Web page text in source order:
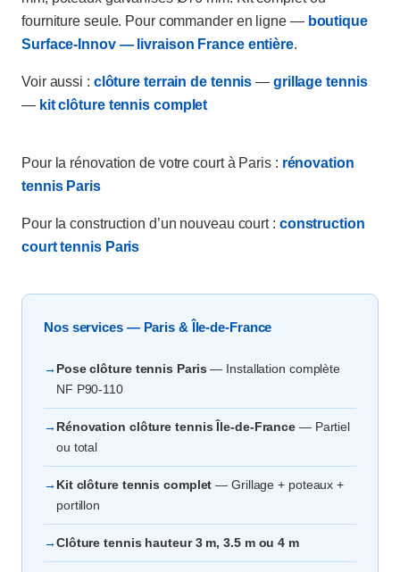
fourniture seule. Pour commander en ligne — boutique
Surface-Innov — livraison France entière.
Voir aussi : clôture terrain de tennis — grillage tennis
— kit clôture tennis complet
Pour la rénovation de votre court à Paris : rénovation
tennis Paris
Pour la construction d’un nouveau court : construction
court tennis Paris
Nos services — Paris & Île-de-France
→ Pose clôture tennis Paris — Installation complète
NF P90-110
→ Rénovation clôture tennis Île-de-France — Partiel
ou total
→ Kit clôture tennis complet — Grillage + poteaux +
portillon
→Clôture tennis hauteur 3 m, 3.5 m ou 4 m